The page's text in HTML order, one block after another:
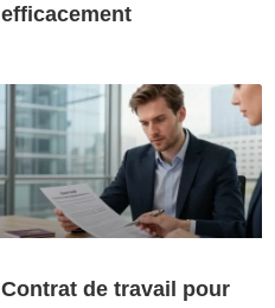
efficacement
Contrat de travail pour